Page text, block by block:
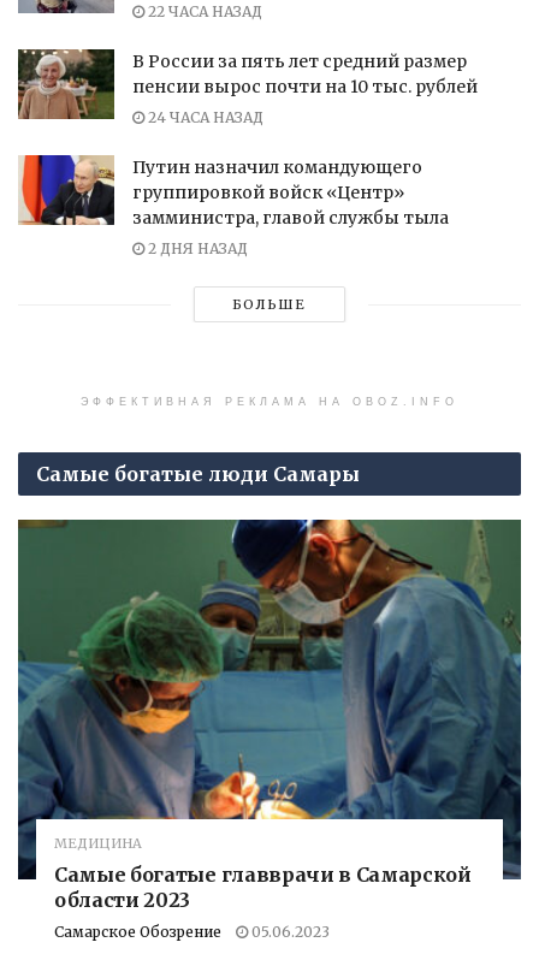
22 ЧАСА НАЗАД
В России за пять лет средний размер
пенсии вырос почти на 10 тыс. рублей
24 ЧАСА НАЗАД
Путин назначил командующего
группировкой войск «Центр»
замминистра, главой службы тыла
2 ДНЯ НАЗАД
БОЛЬШЕ
ЭФФЕКТИВНАЯ РЕКЛАМА НА OBOZ.INFO
Самые богатые люди Самары
МЕДИЦИНА
Самые богатые главврачи в Самарской
области 2023
Самарское Обозрение 05.06.2023